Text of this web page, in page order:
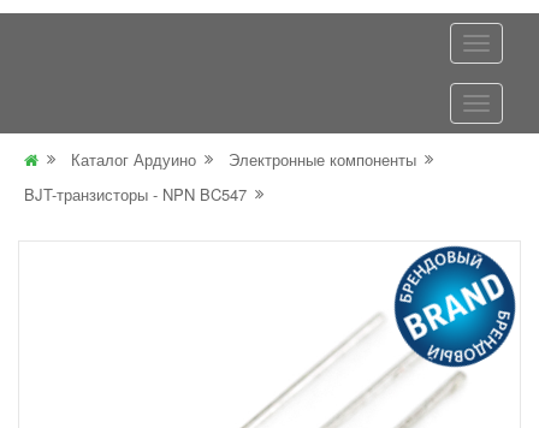
Каталог Ардуино
Электронные компоненты
BJT-транзисторы - NPN BC547